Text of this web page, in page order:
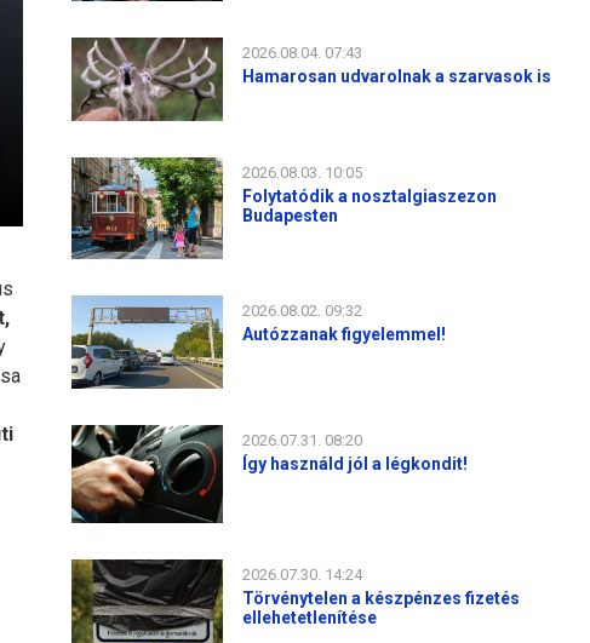
2026.08.04. 07:43
Hamarosan udvarolnak a szarvasok is
2026.08.03. 10:05
Folytatódik a nosztalgiaszezon
Budapesten
2026.08.02. 09:32
Autózzanak figyelemmel!
2026.07.31. 08:20
Így használd jól a légkondit!
2026.07.30. 14:24
Törvénytelen a készpénzes fizetés
ellehetetlenítése